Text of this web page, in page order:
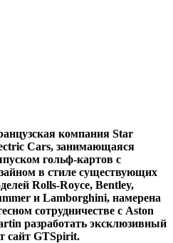
компания Star
Cars, занимающаяся
гольф-картов с
в стиле существующих
Rolls-Royce, Bentley,
и Lamborghini, намерена
сотрудничестве с Aston
разработать эксклюзивный
сайт GTSpirit.